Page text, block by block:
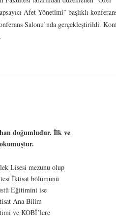
Afet Yönetimi” başlıklı
Salonu’nda gerçekleştirildi.
doğumludur. İlk ve
Lisesi mezunu olup
İktisat bölümünü
Eğitimini ise
Ana Bilim
ve KOBİ’lere